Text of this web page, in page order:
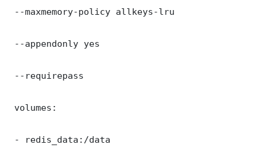
--maxmemory-policy allkeys-lru
--appendonly yes
--requirepass
volumes:
- redis_data:/data